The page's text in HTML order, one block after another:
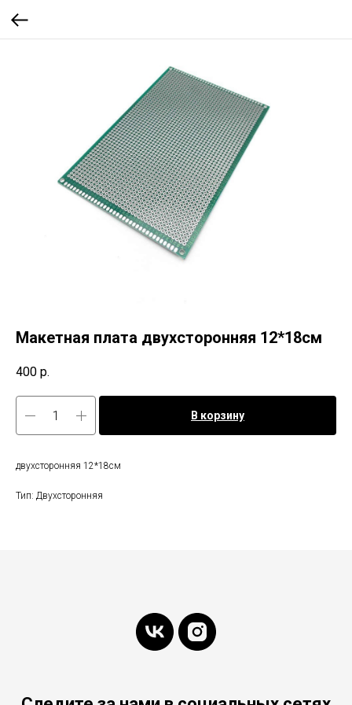
Макетная плата двухсторонняя 12*18см
400 р.
В корзину
двухсторонняя 12*18см
Тип: Двухсторонняя